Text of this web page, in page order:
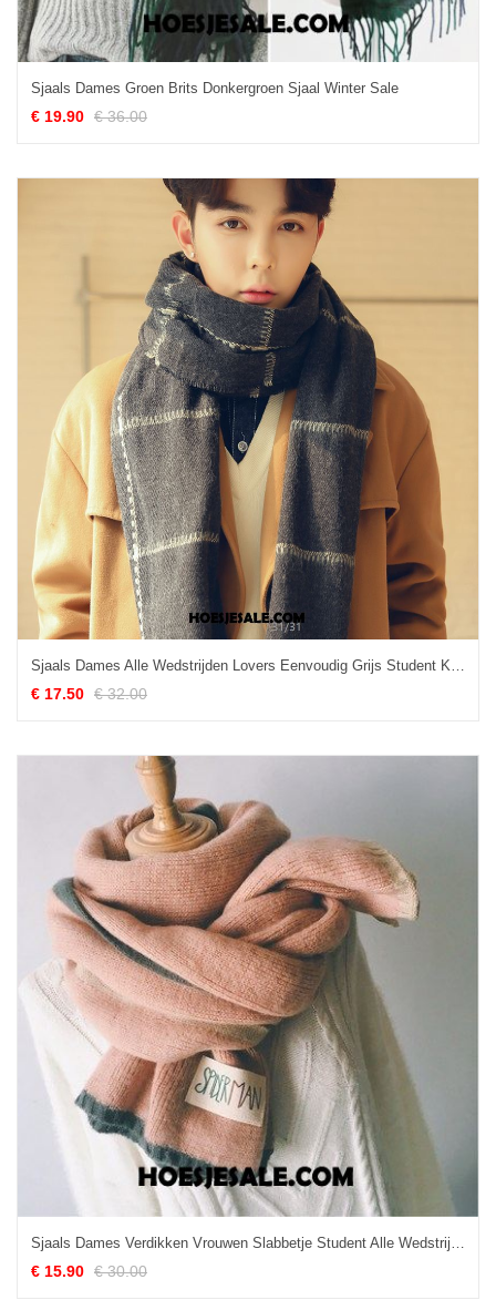
Sjaals Dames Groen Brits Donkergroen Sjaal Winter Sale
€ 19.90 € 36.00
€ 17.50 € 32.00
€ 15.90 € 30.00